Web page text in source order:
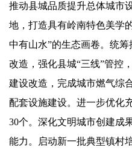
推动县城品质提升总体城市
地，打造具有岭南特色美学
中有山水”的生态画卷。统
改造，强化县城“三线”管控
建设改造，完成城市燃气综
配套设施建设。进一步优化
30个。深化文明城市创建成
能力。启动新一批典型镇村